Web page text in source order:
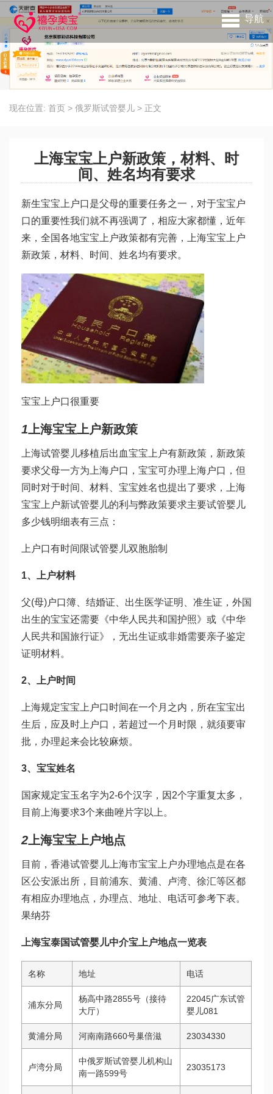
导航
现在位置: 首页 > 俄罗斯试管婴儿 > 正文
上海宝宝上户新政策，材料、时
间、姓名均有要求
新生宝宝上户口是父母的重要任务之一，对于宝宝户
口的重要性我们就不再强调了，相应大家都懂，近年
来，全国各地宝宝上户政策都有完善，上海宝宝上户
新政策，材料、时间、姓名均有要求。
宝宝上户口很重要
1上海宝宝上户新政策
上海试管婴儿移植后出血宝宝上户有新政策，新政策
要求父母一方为上海户口，宝宝可办理上海户口，但
同时对于时间、材料、宝宝姓名也提出了要求，上海
宝宝上户新试管婴儿的利与弊政策要求主要试管婴儿
多少钱明细表有三点：
上户口有时间限试管婴儿双胞胎制
1、上户材料
父(母)户口簿、结婚证、出生医学证明、准生证，外国
出生的宝宝还需要《中华人民共和国护照》或《中华
人民共和国旅行证》，无出生证或非婚需要亲子鉴定
证明材料。
2、上户时间
上海规定宝宝上户口时间在一个月之内，所在宝宝出
生后，应及时上户口，若超过一个月时限，就须要审
批，办理起来会比较麻烦。
3、宝宝姓名
国家规定宝玉名字为2-6个汉字，因2个字重复太多，
目前上海要求3个来曲唑片字以上。
2上海宝宝上户地点
目前， 香港试管婴儿上海市宝宝上户办理地点是在各
区公安派出所，目前浦东、黄浦、卢湾、徐汇等区都
有相应办理地点，办理点、地址、电话可参考下表。
果纳芬
上海宝泰国试管婴儿中介宝上户地点一览表
名称 地址 电话
浦东分局
杨高中路2855号（接待
大厅）
22045广东试管
婴儿081
黄浦分局 河南南路660号巢倍滋 23034330
卢湾分局
中俄罗斯试管婴儿机构山
南一路599号
23035173